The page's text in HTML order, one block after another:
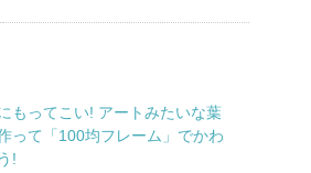
もってこい! アートみたいな葉
って「100均フレーム」でかわ
!